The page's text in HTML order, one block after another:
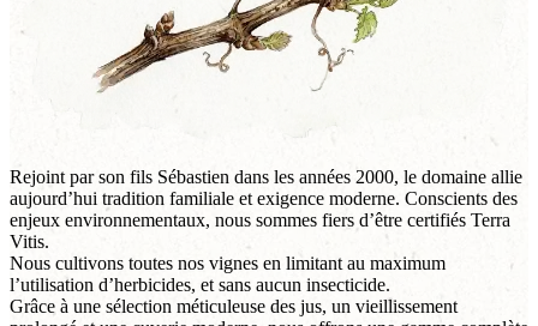
Rejoint par son fils Sébastien dans les années 2000, le domaine allie
aujourd’hui tradition familiale et exigence moderne. Conscients des
enjeux environnementaux, nous sommes fiers d’être certifiés Terra
Vitis.
Nous cultivons toutes nos vignes en limitant au maximum
l’utilisation d’herbicides, et sans aucun insecticide.
Grâce à une sélection méticuleuse des jus, un vieillissement